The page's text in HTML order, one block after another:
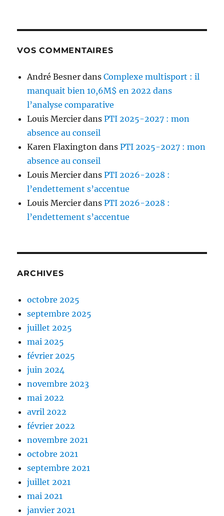
VOS COMMENTAIRES
André Besner dansComplexe multisport : il
manquait bien 10,6M$ en 2022 dans
l’analyse comparative
Louis Mercier dansPTI 2025-2027 : mon
absence au conseil
Karen Flaxington dansPTI 2025-2027 : mon
absence au conseil
Louis Mercier dansPTI 2026-2028 :
l’endettement s’accentue
Louis Mercier dansPTI 2026-2028 :
l’endettement s’accentue
ARCHIVES
octobre 2025
septembre 2025
juillet 2025
mai 2025
février 2025
juin 2024
novembre 2023
mai 2022
avril 2022
février 2022
novembre 2021
octobre 2021
septembre 2021
juillet 2021
mai 2021
janvier 2021